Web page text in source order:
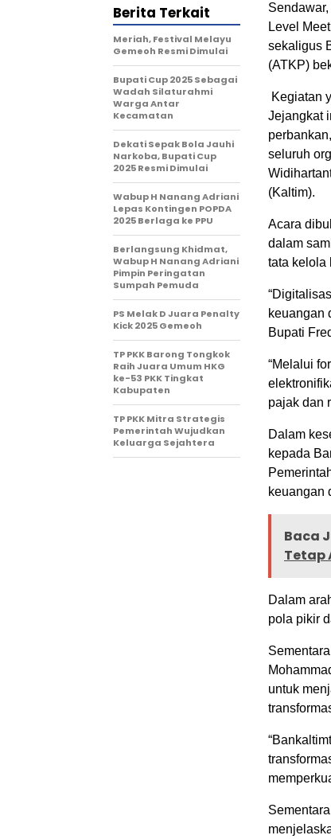
Level
sekaligus
(ATKP)
Kegiatan
Jejangkat
seluruh
(Kaltim).
Acara
dalam
tata kelola
keuangan
Bupati
“Melalui
pajak dan
Dalam
kepada
keuangan
Baca
Tetap
Dalam
pola pikir
untuk
Berita Terkait
Meriah, Festival Melayu
Gemeoh Resmi Dimulai
Bupati Cup 2025 Sebagai
Wadah Silaturahmi
Warga Antar
Kecamatan
Dekati Sepak Bola Jauhi
Narkoba, Bupati Cup
2025 Resmi Dimulai
Wabup H Nanang Adriani
Lepas Kontingen POPDA
2025 Berlaga ke PPU
Berlangsung Khidmat,
Wabup H Nanang Adriani
Pimpin Peringatan
Sumpah Pemuda
PS Melak D Juara Penalty
Kick 2025 Gemeoh
TP PKK Barong Tongkok
Raih Juara Umum HKG
ke-53 PKK Tingkat
Kabupaten
TP PKK Mitra Strategis
Pemerintah Wujudkan
Keluarga Sejahtera